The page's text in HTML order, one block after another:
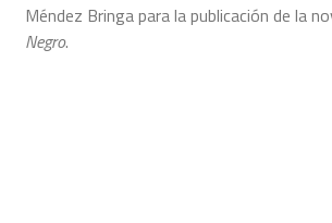
Méndez Bringa para la publicación de la
Negro.